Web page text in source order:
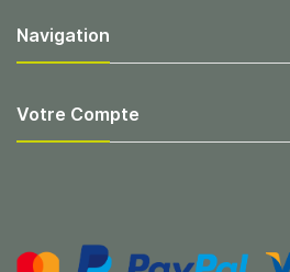
Navigation
Votre Compte